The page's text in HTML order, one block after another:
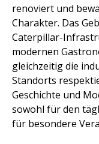
renoviert und
Charakter. Das
Caterpillar-
modernen
gleichzeitig die
Standorts
Geschichte und
sowohl für den
für besondere